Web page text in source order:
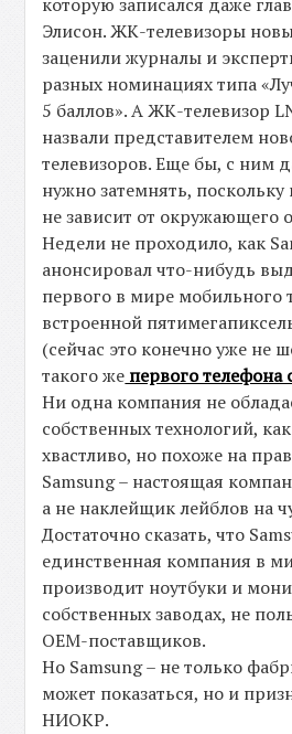
Элисон. ЖК-телевизоры
заценили журналы и
разных номинациях типа
5 баллов». А ЖК-телевизор
назвали представителем
телевизоров. Еще бы, с ним
нужно затемнять, поскольку
не зависит от окружающего
Недели не проходило, как
анонсировал что-нибудь
первого в мире мобильного
встроенной
(сейчас это конечно уже не
такого же первого
Ни одна компания не
собственных технологий,
хвастливо, но похоже на
Samsung – настоящая
а не наклейщик лейблов на
Достаточно сказать, что
единственная компания в
производит ноутбуки и
собственных заводах, не
OEM-поставщиков.
Но Samsung – не только
может показаться, но и
НИОКР.